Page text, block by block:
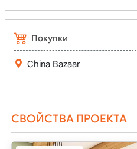
Покупки
China Bazaar
СВОЙСТВА ПРОЕКТА